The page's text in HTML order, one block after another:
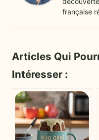
française
Articles Qui
Intéresser :